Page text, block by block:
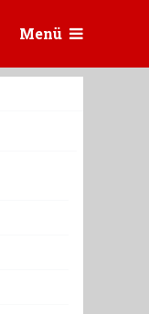
Menü